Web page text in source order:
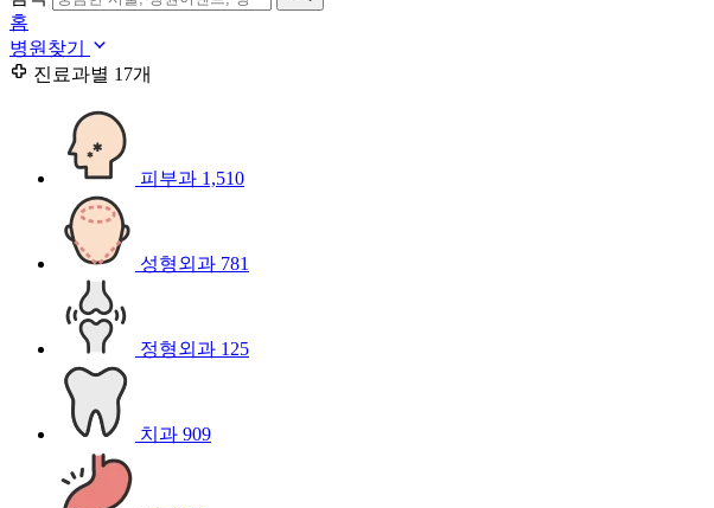
홈
병원찾기
진료과별 17개
피부과 1,510
성형외과 781
정형외과 125
치과 909